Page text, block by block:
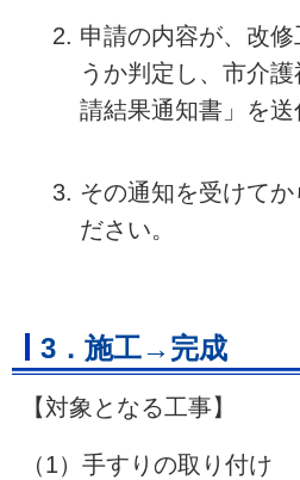
申請の内容が、改
うか判定し、市介
請結果通知書」を送
その通知を受けてか
ださい。
3．施工→完成
【対象となる工事】
（1）手すりの取り付け